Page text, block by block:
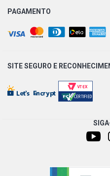
PAGAMENTO
SITE SEGURO E